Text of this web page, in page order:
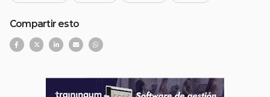
Compartir esto